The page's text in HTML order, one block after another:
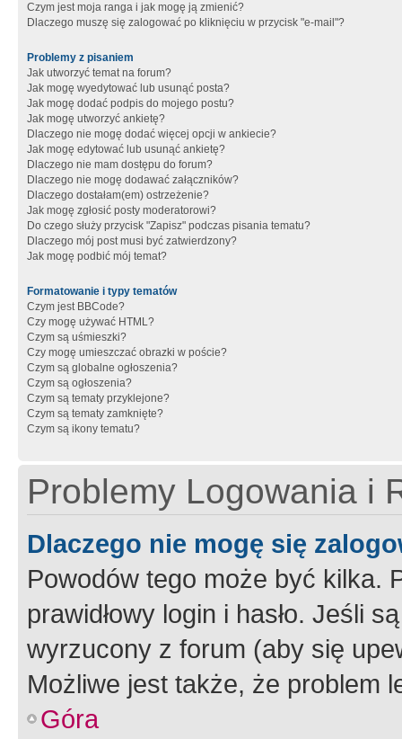
Czym jest moja ranga i jak mogę ją zmienić?
Dlaczego muszę się zalogować po kliknięciu w przycisk "e-mail"?
Problemy z pisaniem
Jak utworzyć temat na forum?
Jak mogę wyedytować lub usunąć posta?
Jak mogę dodać podpis do mojego postu?
Jak mogę utworzyć ankietę?
Dlaczego nie mogę dodać więcej opcji w ankiecie?
Jak mogę edytować lub usunąć ankietę?
Dlaczego nie mam dostępu do forum?
Dlaczego nie mogę dodawać załączników?
Dlaczego dostałam(em) ostrzeżenie?
Jak mogę zgłosić posty moderatorowi?
Do czego służy przycisk "Zapisz" podczas pisania tematu?
Dlaczego mój post musi być zatwierdzony?
Jak mogę podbić mój temat?
Formatowanie i typy tematów
Czym jest BBCode?
Czy mogę używać HTML?
Czym są uśmieszki?
Czy mogę umieszczać obrazki w poście?
Czym są globalne ogłoszenia?
Czym są ogłoszenia?
Czym są tematy przyklejone?
Czym są tematy zamknięte?
Czym są ikony tematu?
Problemy Logowania i
Dlaczego nie mogę się
Powodów tego może być kilka.
prawidłowy login i hasło. Jeśli
wyrzucony z forum (aby się
Możliwe jest także, że problem
Góra